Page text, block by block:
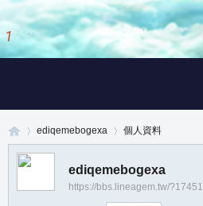
2 / 3
ediqemebogexa 個人資料
ediqemebogexa
https://bbs.lineagem.tw/?17451